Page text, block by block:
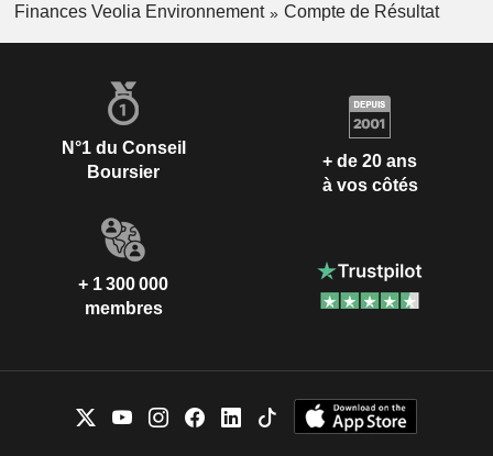
Finances Veolia Environnement
Compte de Résultat
N°1 du Conseil
Boursier
+ de 20 ans
à vos côtés
+ 1 300 000
membres